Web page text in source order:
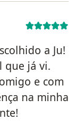
a Ju!
que já vi.
e com
na minha